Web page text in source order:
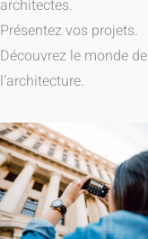
architectes.
Présentez vos projets.
Découvrez le monde de
l’architecture.